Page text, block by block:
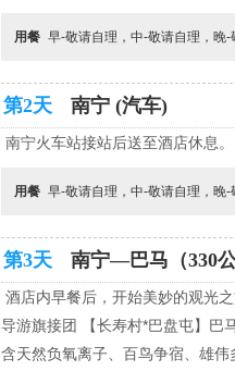
用餐 早-敬请自理，中-敬请自理，晚-
第2天 南宁 (汽车)
南宁火车站接站后送至酒店休息。
用餐 早-敬请自理，中-敬请自理，晚-
第3天 南宁—巴马（330
酒店内早餐后，开始美妙的观光
导游旗接团 【长寿村*巴盘屯】
含天然负氧离子、百鸟争宿、雄